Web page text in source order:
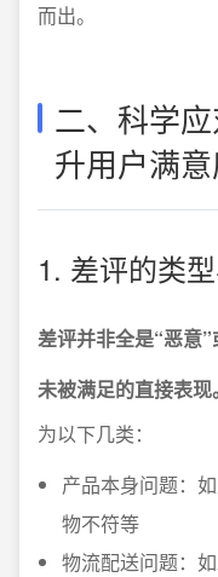
而出。
二、科学
升用户满
1. 差评的类
差评并非全是“恶意
未被满足的直接表现。
为以下几类：
产品本身问题：
物不符等
物流配送问题：